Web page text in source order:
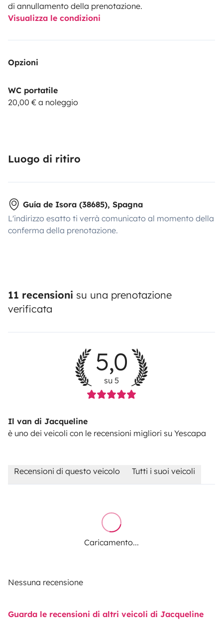
di annullamento della prenotazione.
Visualizza le condizioni
Opzioni
WC portatile
20,00 € a noleggio
Luogo di ritiro
Guía de Isora (38685), Spagna
L'indirizzo esatto ti verrà comunicato al momento della
conferma della prenotazione.
11 recensioni su una prenotazione
verificata
5,0
su 5
Il van di Jacqueline
è uno dei veicoli con le recensioni migliori su Yescapa
Recensioni di questo veicolo Tutti i suoi veicoli
Caricamento...
Nessuna recensione
Guarda le recensioni di altri veicoli di Jacqueline